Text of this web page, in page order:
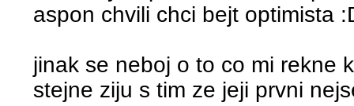
aspon chvili chci bejt optimista
jinak se neboj o to co mi rekne
stejne ziju s tim ze jeji prvni